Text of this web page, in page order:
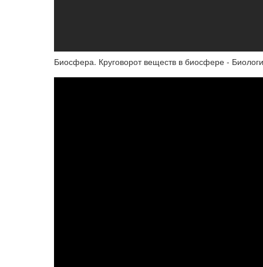
Биосфера. Круговорот веществ в биосфере -